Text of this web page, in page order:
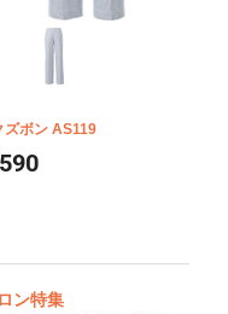
ズボン AS119
ン特集